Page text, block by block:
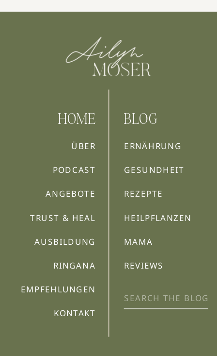
HOME
ÜBER
PODCAST
KONTAKT
ANGEBOTE
TRUST & HEAL
AUSBILDUNG
RINGANA
EMPFEHLUNGEN
BLOG
REZEPTE
REVIEWS
MAMA
ERNÄHRUNG
GESUNDHEIT
HEILPFLANZEN
Search
for: